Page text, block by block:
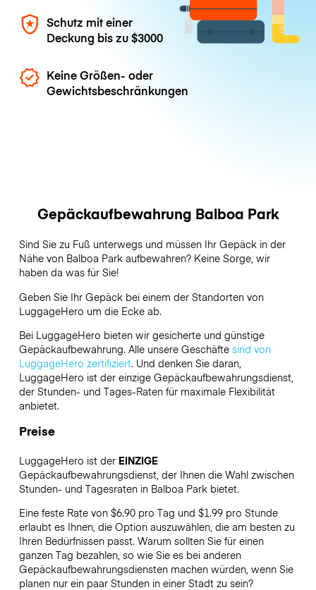
Schutz mit einer
Deckung bis zu$3000
Keine Größen- oder
Gewichtsbeschränkungen
Gepäckaufbewahrung Balboa Park
Sind Sie zu Fuß unterwegs und müssen Ihr Gepäck in der
Nähe von Balboa Park aufbewahren? Keine Sorge, wir
haben da was für Sie!
Geben Sie Ihr Gepäck bei einem der Standorten von
LuggageHero um die Ecke ab.
Bei LuggageHero bieten wir gesicherte und günstige
Gepäckaufbewahrung. Alle unsere Geschäfte sind von
LuggageHero zertifiziert. Und denken Sie daran,
LuggageHero ist der einzige Gepäckaufbewahrungsdienst,
der Stunden- und Tages-Raten für maximale Flexibilität
anbietet.
Preise
LuggageHero ist der EINZIGE
Gepäckaufbewahrungsdienst, der Ihnen die Wahl zwischen
Stunden- und Tagesraten in Balboa Park bietet.
Eine feste Rate von $6.90 pro Tag und $1.99 pro Stunde
erlaubt es Ihnen, die Option auszuwählen, die am besten zu
Ihren Bedürfnissen passt. Warum sollten Sie für einen
ganzen Tag bezahlen, so wie Sie es bei anderen
Gepäckaufbewahrungsdiensten machen würden, wenn Sie
planen nur ein paar Stunden in einer Stadt zu sein?